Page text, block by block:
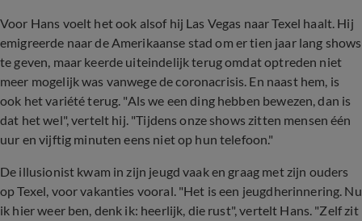
Voor Hans voelt het ook alsof hij Las Vegas naar Texel haalt. Hij
emigreerde naar de Amerikaanse stad om er tien jaar lang shows
te geven, maar keerde uiteindelijk terug omdat optreden niet
meer mogelijk was vanwege de coronacrisis. En naast hem, is
ook het variété terug. "Als we een ding hebben bewezen, dan is
dat het wel", vertelt hij. "Tijdens onze shows zitten mensen één
uur en vijftig minuten eens niet op hun telefoon."
De illusionist kwam in zijn jeugd vaak en graag met zijn ouders
op Texel, voor vakanties vooral. "Het is een jeugdherinnering. Nu
ik hier weer ben, denk ik: heerlijk, die rust", vertelt Hans. "Zelf zit